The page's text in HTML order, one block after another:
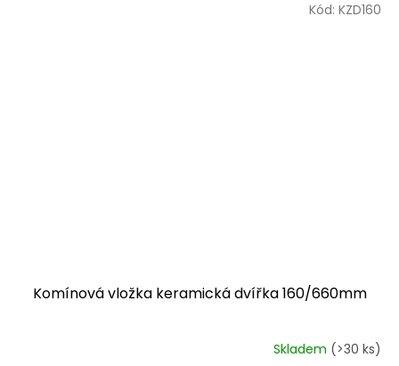
Komínová vložka keramická dvířka 160/660mm
Skladem (>30 ks)
Kód: KZD160